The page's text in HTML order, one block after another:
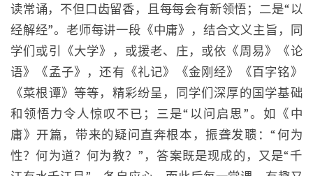
读常诵，不但口齿留香，且每每会有新领悟；二是“以
经解经”。老师每讲一段《中庸》，结合文义主旨，同
学们或引《大学》，或援老、庄，或依《周易》《论
语》《孟子》，还有《礼记》《金刚经》《百字铭》
《菜根谭》等等，精彩纷呈，同学们深厚的国学基础
和领悟力令人惊叹不已；三是“以问启思”。如《中
庸》开篇，带来的疑问直奔根本，振聋发聩：“何为
性？何为道？何为教？”，答案既是现成的，又是“千